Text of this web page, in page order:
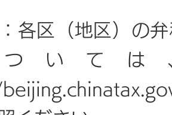
各区（地区）の
いては